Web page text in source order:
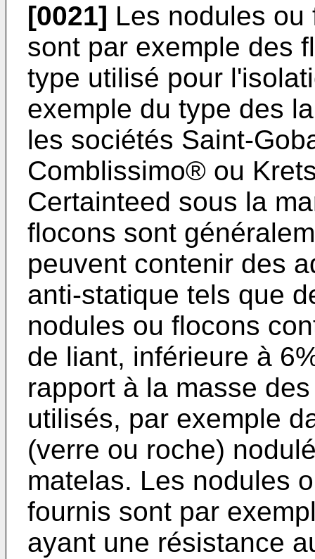
[0021] Les nodules
sont par exemple des
type utilisé pour
exemple du type des
les sociétés Saint-
Comblissimo® ou
Certainteed sous la
flocons sont
peuvent contenir des
anti-statique tels que
nodules ou flocons
de liant, inférieure à
rapport à la masse
utilisés, par exemple
(verre ou roche)
matelas. Les nodules
fournis sont par
ayant une résistance